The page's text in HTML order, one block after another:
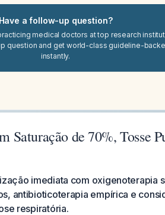
Have a follow-up question?
medical doctors at top research
question and get world-class guideline-
instantly.
Saturação de 70%, Tosse
imediata com oxigenoterapia
antibioticoterapia empírica e
respiratória.